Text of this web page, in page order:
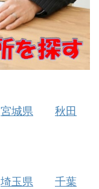
宮城県
秋田
埼玉県
千葉